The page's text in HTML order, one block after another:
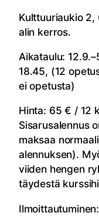
Kulttuuriaukio 2,
alin kerros.
Aikataulu:
18.45, (12
ei opetusta)
Hinta: 65 € / 12
Sisarusalennus
maksaa
alennuksen).
viiden hengen
täydestä
Ilmoittautuminen: